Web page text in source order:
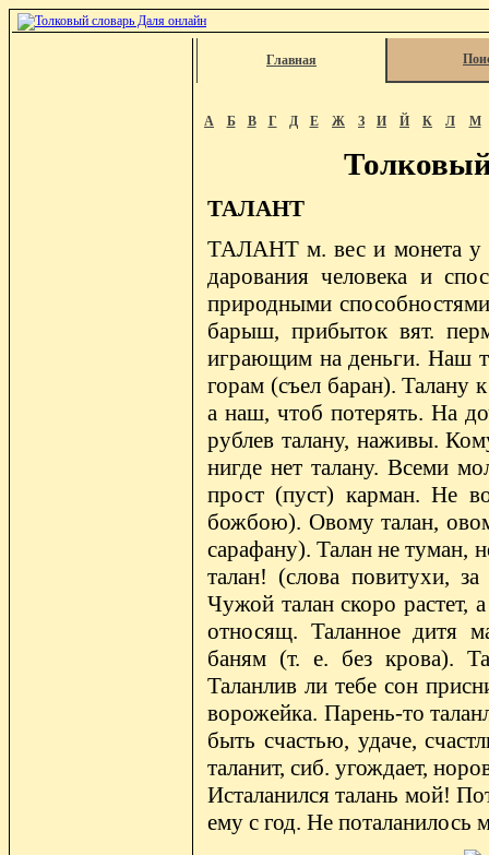
Главная
А Б В Г Д Е Ж З И Й К Л М
ТАЛАНТ
ТАЛАНТ м. вес и монета у
дарования человека и
природными
барыш, прибыток вят.
играющим на деньги. Наш
горам (съел баран).
а наш, чтоб потерять. На
рублев талану, наживы.
нигде нет талану. Всеми
прост (пуст) карман. Не
божбою). Овому талан,
сарафану). Талан не туман,
талан! (слова повитухи,
Чужой талан скоро растет,
относящ. Таланное дитя
баням (т. е. без крова).
Таланлив ли тебе сон
ворожейка. Парень-то
быть счастью, удаче,
таланит, сиб. угождает,
Исталанился талань мой!
ему с год. Не поталанилось